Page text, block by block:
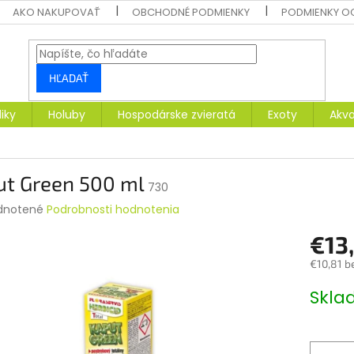
AKO NAKUPOVAŤ OBCHODNÉ PODMIENKY PODMIENKY
HĽADAŤ
Holuby Hospodárske zvieratá Exoty
Green 500 ml 730
Podrobnosti hodnotenia
€10,81
cena: